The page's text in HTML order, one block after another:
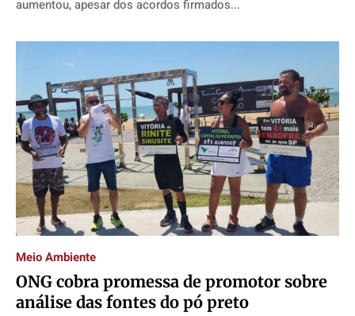
aumentou, apesar dos acordos firmados...
Meio Ambiente
ONG cobra promessa de promotor sobre
análise das fontes do pó preto